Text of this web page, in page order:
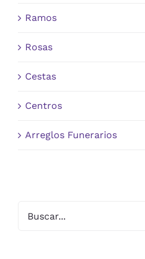
Ramos
Rosas
Cestas
Centros
Arreglos Funerarios